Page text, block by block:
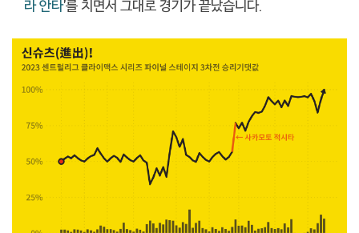
라 안타'를 치면서 그대로 경기가 끝났습니다.